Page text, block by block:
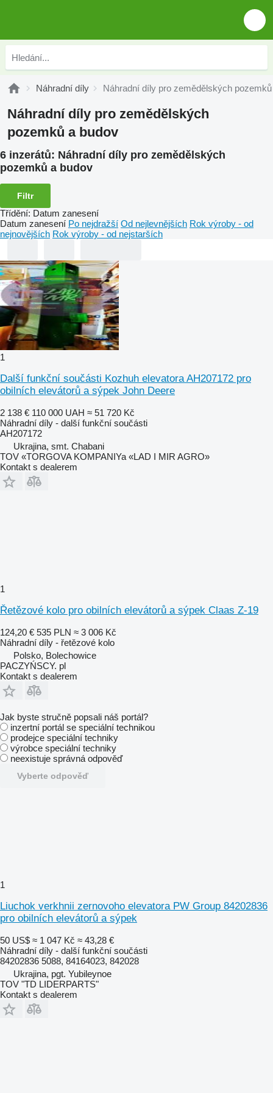
Náhradní díly Náhradní díly pro zemědělských
Náhradní díly pro zemědělských
pozemků a budov
6 inzerátů: Náhradní díly pro zemědělských
pozemků a budov
Filtr
Třídění: Datum zanesení
Datum zanesení Po nejdražší Od nejlevnějších Rok výroby - od
nejnovějších Rok výroby - od nejstarších
1
Další funkční součásti Kozhuh elevatora AH207172 pro
obilních elevátorů a sýpek John Deere
2 138 € 110 000 UAH ≈ 51 720 Kč
Náhradní díly - další funkční součásti
AH207172
Ukrajina, smt. Chabani
TOV «TORGOVA KOMPANIYa «LAD I MIR AGRO»
Kontakt s dealerem
1
Řetězové kolo pro obilních elevátorů a sýpek Claas Z-19
124,20 € 535 PLN ≈ 3 006 Kč
Náhradní díly - řetězové kolo
Polsko, Bolechowice
PACZYŃSCY. pl
Kontakt s dealerem
Jak byste stručně popsali náš portál?
inzertní portál se speciální technikou
prodejce speciální techniky
výrobce speciální techniky
neexistuje správná odpověď
Vyberte odpověď
1
Liuchok verkhnii zernovoho elevatora PW Group 84202836
pro obilních elevátorů a sýpek
50 US$ ≈ 1 047 Kč ≈ 43,28 €
Náhradní díly - další funkční součásti
84202836 5088, 84164023, 842028
Ukrajina, pgt. Yubileynoe
TOV "TD LIDERPARTS"
Kontakt s dealerem